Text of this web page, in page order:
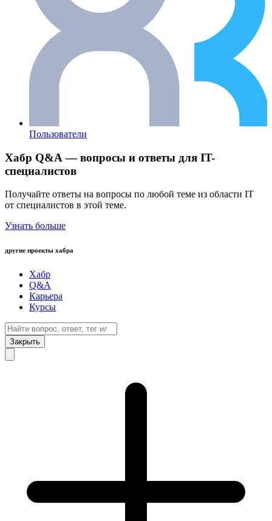
Пользователи
Хабр Q&A — вопросы и ответы для IT-
специалистов
Получайте ответы на вопросы по любой теме из области IT
от специалистов в этой теме.
Узнать больше
другие проекты хабра
Хабр
Q&A
Карьера
Курсы
Закрыть